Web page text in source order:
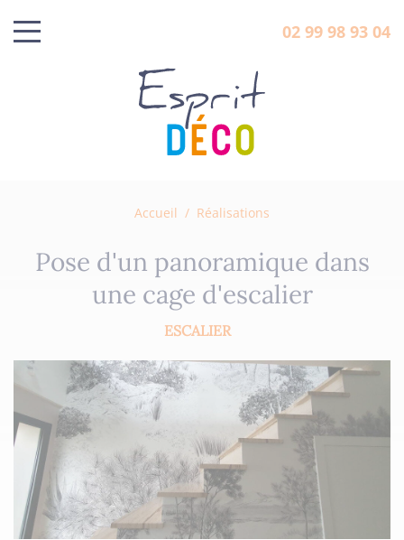
02 99 98 93 04
Accueil / Réalisations
Pose d'un panoramique dans
une cage d'escalier
ESCALIER